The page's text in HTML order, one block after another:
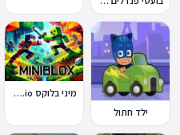
ילד חתול
מיני בלוקס Miniblox.io